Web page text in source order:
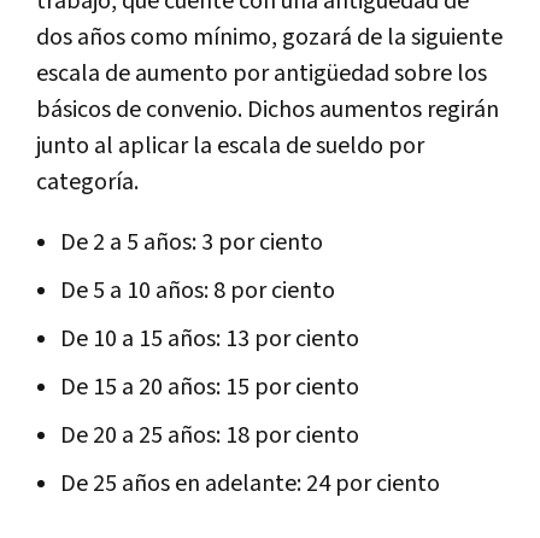
dos años como mínimo, gozará de la siguiente
escala de aumento por antigüedad sobre los
básicos de convenio. Dichos aumentos regirán
junto al aplicar la escala de sueldo por
categoría.
De 2 a 5 años: 3 por ciento
De 5 a 10 años: 8 por ciento
De 10 a 15 años: 13 por ciento
De 15 a 20 años: 15 por ciento
De 20 a 25 años: 18 por ciento
De 25 años en adelante: 24 por ciento